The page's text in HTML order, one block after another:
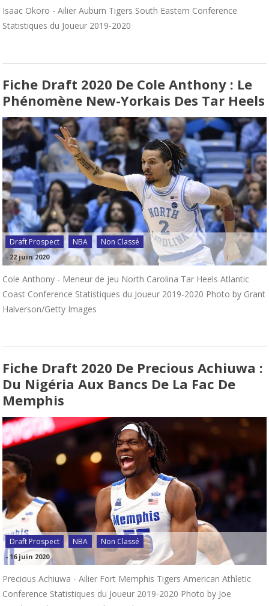
Isaac Okoro - Ailier Auburn Tigers South Eastern Conference
Statistiques du Joueur 2019-2020
Fiche Draft 2020 De Cole Anthony : Le
Phénomène New-Yorkais Des Tar Heels
Draft Prospect NBA Non Classé
- 22 juin 2020
Cole Anthony - Meneur de jeu North Carolina Tar Heels Atlantic
Coast Conference Statistiques du Joueur 2019-2020 Photo by Grant
Halverson/Getty Images
Fiche Draft 2020 De Precious Achiuwa :
Du Nigéria Aux Bancs De La Fac De
Memphis
Draft Prospect NBA Non Classé
- 16 juin 2020
Precious Achiuwa - Ailier Fort Memphis Tigers American Athletic
Conference Statistiques du Joueur 2019-2020 Photo by Joe